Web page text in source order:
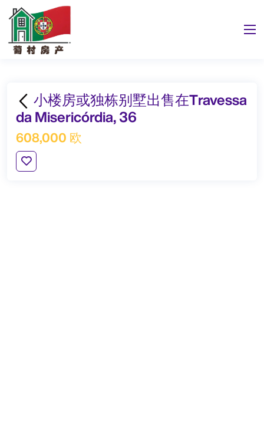
小楼房或独栋别墅出售在Travessa
da Misericórdia, 36
608,000 欧